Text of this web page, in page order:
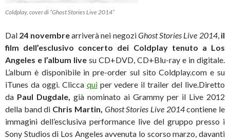
Coldplay, cover di “Ghost Stories Live 2014”
Dal 24 novembrearriverà nei negoziGhost Stories Live 2014, il
film dell’esclusivo concerto dei Coldplay tenuto a Los
Angeles e l’album live su CD+DVD, CD+Blu-ray e in digitale.
L’album è disponibile in pre-order sul sito Coldplay.com e su
iTunes da oggi. Clicca quiper vedere il trailer del live. Diretto
da Paul Dugdale, già nominato ai Grammy per il Live 2012
della band di Chris Martin, Ghost Stories Live 2014contiene le
immagini dell’esclusiva performance live del gruppo presso i
Sony Studios di Los Angeles avvenuta lo scorso marzo, davanti